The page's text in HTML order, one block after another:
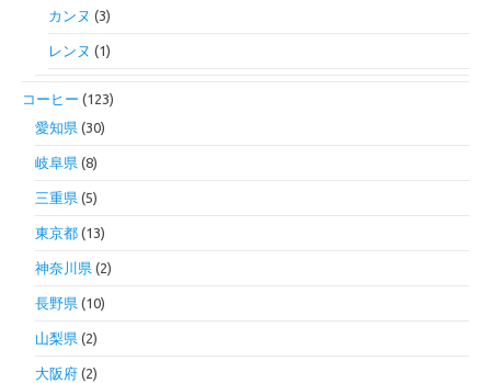
カンヌ (3)
レンヌ (1)
コーヒー (123)
愛知県 (30)
岐阜県 (8)
三重県 (5)
東京都 (13)
神奈川県 (2)
長野県 (10)
山梨県 (2)
大阪府 (2)